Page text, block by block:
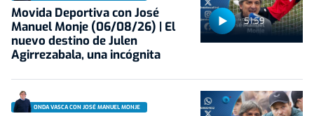
51:59
Movida Deportiva con José
Manuel Monje (06/08/26) | El
nuevo destino de Julen
Agirrezabala, una incógnita
ONDA VASCA CON JOSÉ MANUEL MONJE